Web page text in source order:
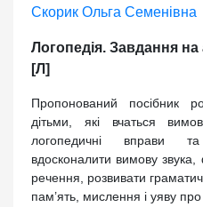
Скорик Ольга Семенівна
Логопедія. Завдання
[Л]
Пропонований посібник
дітьми, які вчаться
логопедичні вправи
вдосконалити вимову
речення, розвивати
пам’ять, мислення і уяву про